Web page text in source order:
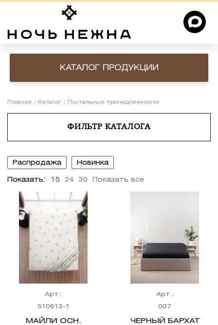
КАТАЛОГ ПРОДУКЦИИ
Главная Каталог Постельные принадлежности
ФИЛЬТР КАТАЛОГА
распродажа новинка
Показать: 15 24 30 Показать все
Арт.:
510613-1
МАЙЛИ ОСН.
Арт.:
007
ЧЕРНЫЙ БАРХАТ